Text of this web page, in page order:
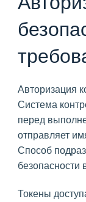
Авторизация
Система
перед
отправляет
Способ
безопасности
Токены